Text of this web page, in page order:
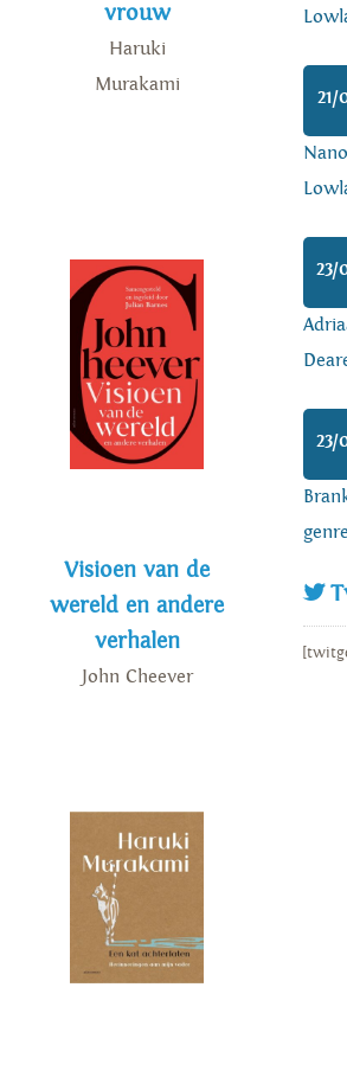
vrouw
Haruki
Murakami
Visioen van de
wereld en andere
verhalen
John Cheever
21/
23/
23/